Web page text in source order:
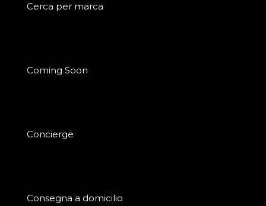
Cerca per marca
Coming Soon
Concierge
Consegna a domicilio